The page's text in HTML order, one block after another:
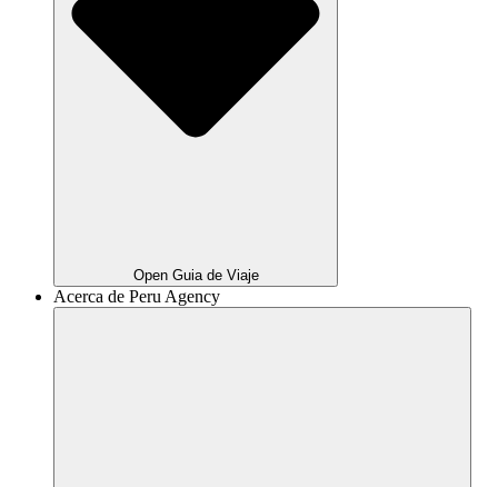
Open Guia de Viaje
Acerca de Peru Agency